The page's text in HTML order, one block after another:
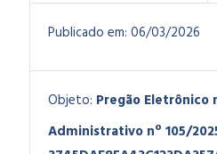
Publicado em: 06/03/2026
Objeto: Pregão Eletrônico
Administrativo nº 105/